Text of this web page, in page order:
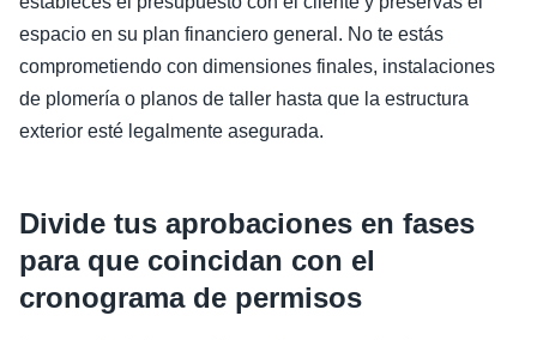
espacio en su plan financiero general. No te estás
comprometiendo con dimensiones finales, instalaciones
de plomería o planos de taller hasta que la estructura
exterior esté legalmente asegurada.
Divide tus aprobaciones en fases
para que coincidan con el
cronograma de permisos